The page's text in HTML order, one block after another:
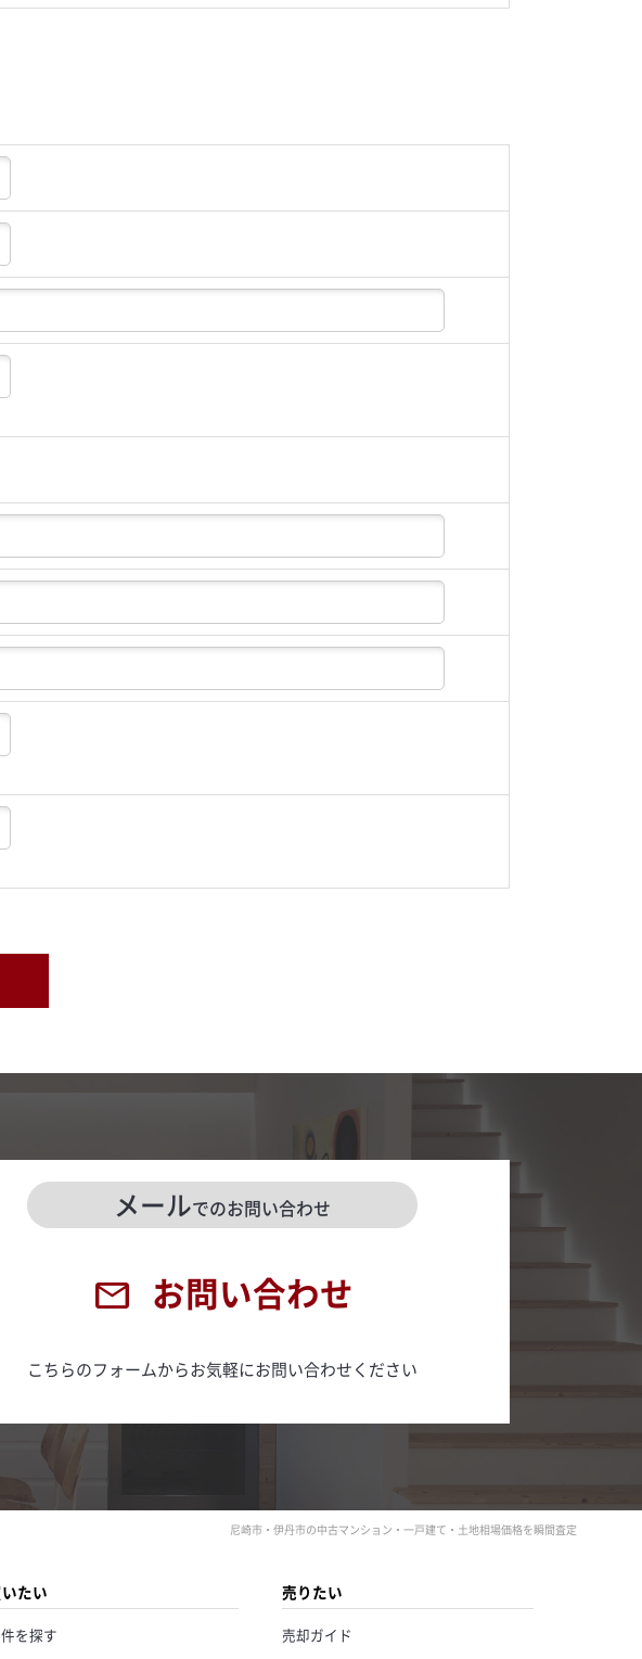
メールでのお問い合わせ
お問い合わせ
こちらのフォームからお気軽にお問い合わせください
尼崎市・伊丹市の中古マンション・一戸建て・土地相場価格を瞬間査定
たい
を探す
売りたい
売却ガイド